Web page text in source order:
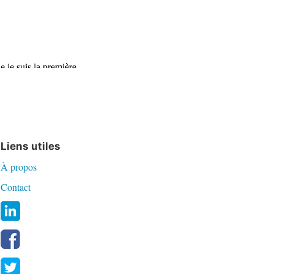
Liens utiles
À propos
Contact